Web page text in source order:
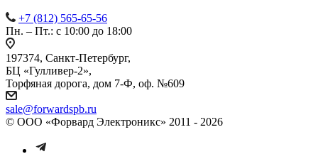
+7 (812) 565-65-56
Пн. – Пт.: с 10:00 до 18:00
197374, Санкт-Петербург,
БЦ «Гулливер-2»,
Торфяная дорога, дом 7-Ф, оф. №609
sale@forwardspb.ru
© ООО «Форвард Электроникс» 2011 - 2026